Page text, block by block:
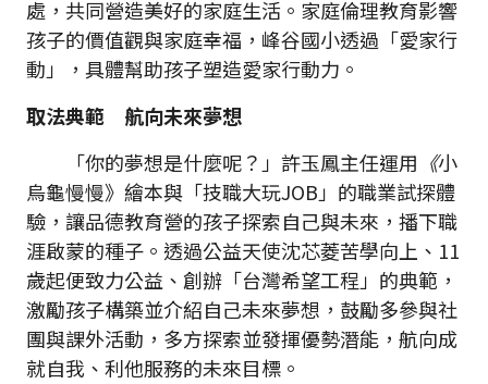
處，共同營造美好的家庭生活。家庭倫理教育影響
孩子的價值觀與家庭幸福，峰谷國小透過「愛家行
動」，具體幫助孩子塑造愛家行動力。
取法典範 航向未來夢想
「你的夢想是什麼呢？」許玉鳳主任運用 《小
烏龜慢慢》繪本與「技職大玩JOB」的職業試探體
驗，讓品德教育營的孩子探索自己與未來，播下職
涯啟蒙的種子。透過公益天使沈芯菱苦學向上、11
歲起便致力公益、創辦「台灣希望工程」的典範，
激勵孩子構築並介紹自己未來夢想，鼓勵多參與社
團與課外活動，多方探索並發揮優勢潛能，航向成
就自我、利他服務的未來目標。